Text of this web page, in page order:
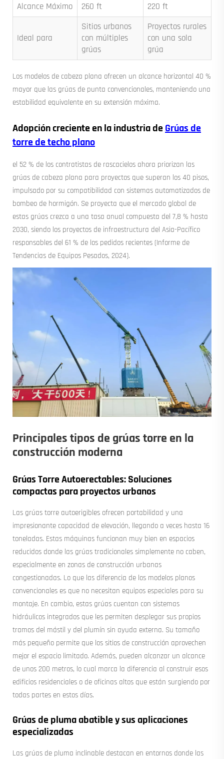
Alcance Máximo 260 ft 220 ft
Ideal para
Sitios urbanos
con múltiples
grúas
Proyectos rurales
con una sola
grúa
Los modelos de cabeza plana ofrecen un alcance horizontal 40 %
mayor que las grúas de punta convencionales, manteniendo una
estabilidad equivalente en su extensión máxima.
Adopción creciente en la industria de Grúas de
torre de techo plano
el 52 % de los contratistas de rascacielos ahora priorizan las
grúas de cabeza plana para proyectos que superan los 40 pisos,
impulsado por su compatibilidad con sistemas automatizados de
bombeo de hormigón. Se proyecta que el mercado global de
estas grúas crezca a una tasa anual compuesta del 7,8 % hasta
2030, siendo los proyectos de infraestructura del Asia-Pacífico
responsables del 61 % de los pedidos recientes (Informe de
Tendencias de Equipos Pesados, 2024).
Principales tipos de grúas torre en la
construcción moderna
Grúas Torre Autoerectables: Soluciones
compactas para proyectos urbanos
Las grúas torre autoerigibles ofrecen portabilidad y una
impresionante capacidad de elevación, llegando a veces hasta 16
toneladas. Estas máquinas funcionan muy bien en espacios
reducidos donde las grúas tradicionales simplemente no caben,
especialmente en zonas de construcción urbanas
congestionadas. Lo que las diferencia de los modelos planos
convencionales es que no necesitan equipos especiales para su
montaje. En cambio, estas grúas cuentan con sistemas
hidráulicos integrados que les permiten desplegar sus propios
tramos del mástil y del plumín sin ayuda externa. Su tamaño
más pequeño permite que los sitios de construcción aprovechen
mejor el espacio limitado. Además, pueden alcanzar un alcance
de unos 200 metros, lo cual marca la diferencia al construir esos
edificios residenciales o de oficinas altos que están surgiendo por
todas partes en estos días.
Grúas de pluma abatible y sus aplicaciones
especializadas
Las grúas de pluma inclinable destacan en entornos donde las